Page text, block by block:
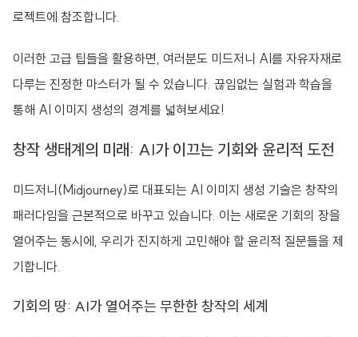
로젝트에 참조합니다.
이러한 고급 팁들을 활용하면, 여러분도 미드저니 AI를 자유자재로
다루는 진정한 마스터가 될 수 있습니다. 끊임없는 실험과 학습을
통해 AI 이미지 생성의 경계를 넓혀보세요!
창작 생태계의 미래: AI가 이끄는 기회와 윤리적 도전
미드저니(Midjourney)로 대표되는 AI 이미지 생성 기술은 창작의
패러다임을 근본적으로 바꾸고 있습니다. 이는 새로운 기회의 장을
열어주는 동시에, 우리가 진지하게 고민해야 할 윤리적 질문들을 제
기합니다.
기회의 땅: AI가 열어주는 무한한 창작의 세계